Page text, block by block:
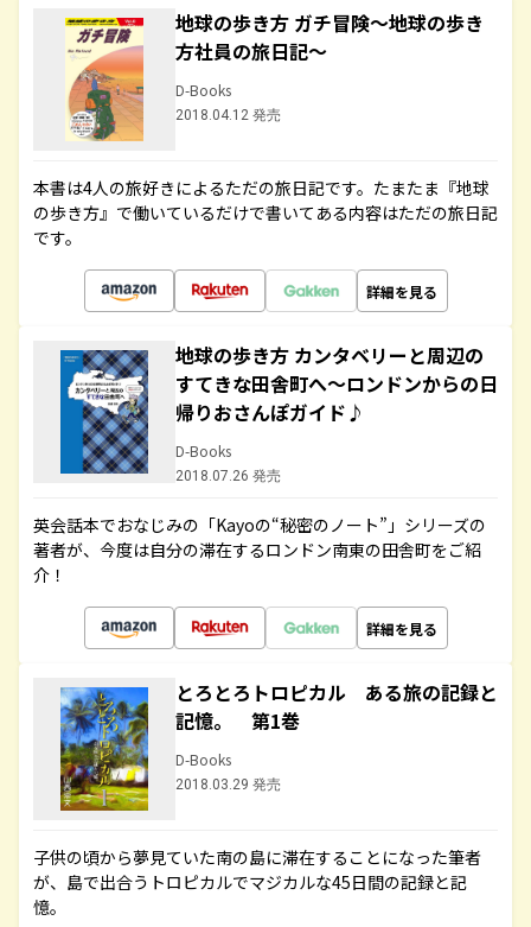
地球の歩き方 ガチ冒険～地球の歩き
方社員の旅日記～
D-Books
2018.04.12 発売
本書は4人の旅好きによるただの旅日記です。たまたま『地球
の歩き方』で働いているだけで書いてある内容はただの旅日記
です。
詳細を見る
地球の歩き方 カンタベリーと周辺の
すてきな田舎町へ～ロンドンからの日
帰りおさんぽガイド♪
D-Books
2018.07.26 発売
英会話本でおなじみの「Kayoの“秘密のノート”」シリーズの
著者が、今度は自分の滞在するロンドン南東の田舎町をご紹
介！
詳細を見る
とろとろトロピカル ある旅の記録と
記憶。 第1巻
D-Books
2018.03.29 発売
子供の頃から夢見ていた南の島に滞在することになった筆者
が、島で出合うトロピカルでマジカルな45日間の記録と記
憶。